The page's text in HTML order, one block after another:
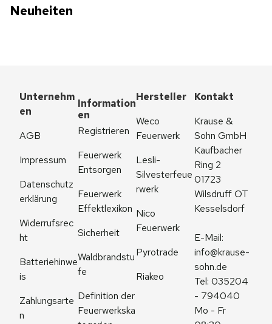
Neuheiten
Unternehm
en
AGB
Impressum
Datenschutz
erklärung
Widerrufsrec
ht
Batteriehinwe
is
Zahlungsarte
n
Information
en
Registrieren
Feuerwerk
Entsorgen
Feuerwerk
Effektlexikon
Sicherheit
Waldbrandstu
fe
Definition der
Feuerwerkska
Hersteller
Weco
Feuerwerk
Lesli-
Silvesterfeue
rwerk
Nico
Feuerwerk
Pyrotrade
Riakeo
Kontakt
Krause &
Sohn GmbH
Kaufbacher
Ring 2
01723
Wilsdruff OT
Kesselsdorf
info@krause-
sohn.de
Tel: 035204
- 794040
Mo - Fr